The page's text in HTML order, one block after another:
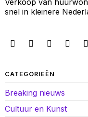
Verkoop van
snel in kleinere
CATEGORIEËN
Breaking nieuws
Cultuur en Kunst